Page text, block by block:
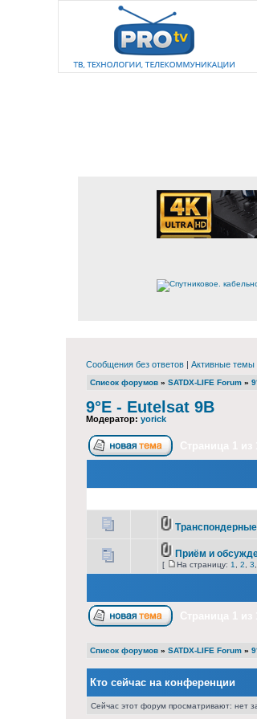
Сообщения без ответов | Активные темы
Список форумов » SATDX-LIFE Forum »
9°E - Eutelsat 9B
Модератор: yorick
Транспондерные
Приём и
[ На страницу: 1 2 3
Список форумов » SATDX-LIFE Forum »
Кто сейчас на конференции
Сейчас этот форум просматривают: нет